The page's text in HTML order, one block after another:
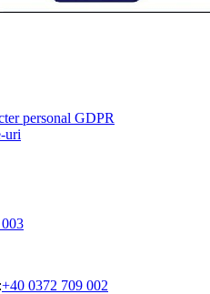
personal GDPR
uri
:+40 0372 709 002